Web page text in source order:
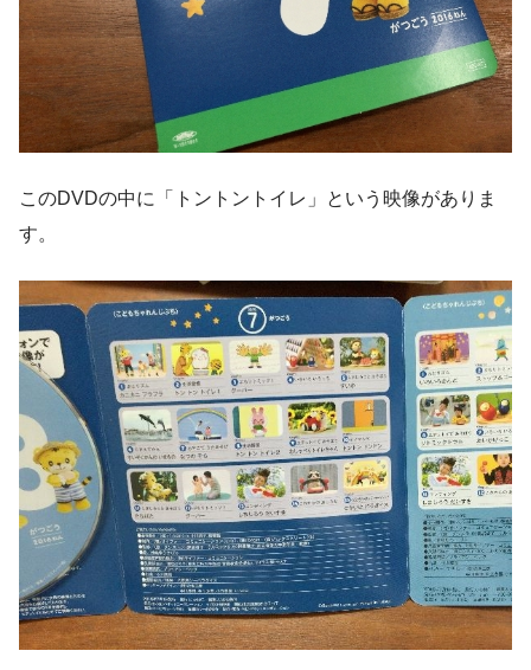
このDVDの中に「トントントイレ」という映像がありま
す。